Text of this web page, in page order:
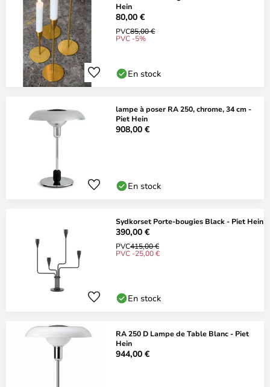
Hein
80,00 €
PVC85,00 €
PVC -5%
En stock
lampe à poser RA 250, chrome, 34 cm -
Piet Hein
908,00 €
En stock
Sydkorset Porte-bougies Black - Piet Hein
390,00 €
PVC415,00 €
PVC -25,00 €
En stock
RA 250 D Lampe de Table Blanc - Piet
Hein
944,00 €